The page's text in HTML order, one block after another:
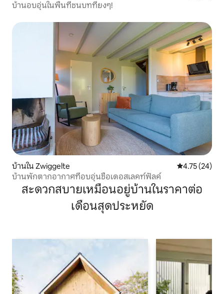
บ้านอบอุ่นในพื้นที่ชนบทที่ยงๆ!
บ้านใน Zwiggelte คะแนนเฉลี่ย
4.75 (24)
บ้านพักตากอากาศที่อบอุ่นชื่อเดอสเลคท์ฟัลค์
สะดวกสบายเหมือนอยู่บ้านในราคาต่อ
เดือนสุดประหยัด